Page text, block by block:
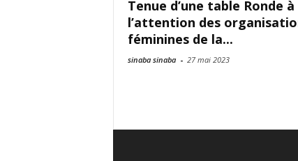
Tenue d’une table Ronde à
l’attention des
féminines de la...
sinaba sinaba - 27 mai 2023